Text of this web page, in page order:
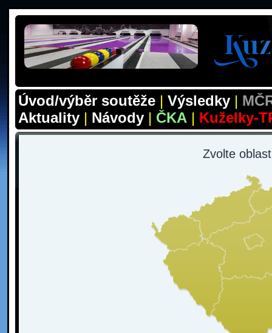
Úvod/výběr soutěže| Výsledky|
Aktuality| Návody | ČKA| Kuželky-
Zvolte